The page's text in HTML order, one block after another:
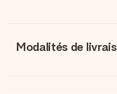
Modalités de